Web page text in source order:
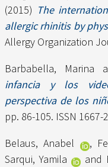
(2015) The
allergic rhinitis by
Allergy Organization
Barbabella, Marina
infancia y los
perspectiva de los
pp. 86-105. ISSN 1667-
Belaus, Anabel
,
Sarqui, Yamila
and